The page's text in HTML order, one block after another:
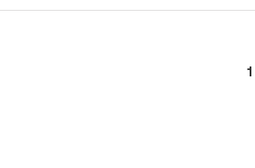
1